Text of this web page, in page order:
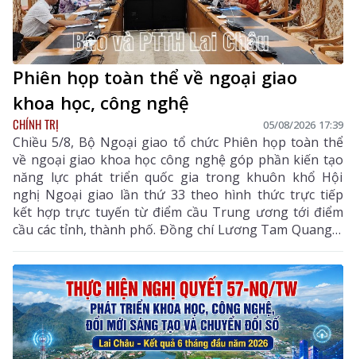
Phiên họp toàn thể về ngoại giao
khoa học, công nghệ
CHÍNH TRỊ 05/08/2026 17:39
Chiều 5/8, Bộ Ngoại giao tổ chức Phiên họp toàn thể
về ngoại giao khoa học công nghệ góp phần kiến tạo
năng lực phát triển quốc gia trong khuôn khổ Hội
nghị Ngoại giao lần thứ 33 theo hình thức trực tiếp
kết hợp trực tuyến từ điểm cầu Trung ương tới điểm
cầu các tỉnh, thành phố. Đồng chí Lương Tam Quang –
Uỷ viên Bộ Chính trị, Bộ trưởng Bộ Công an, Phó
Trưởng ban Thường trực Ban Chỉ đạo Trung ương
thực hiện Nghị quyết số 57-NQ/TW của Bộ Chính trị
dự và chỉ đạo phiên họp. Dự phiên họp còn có đồng
chí Lê Hoài Trung - Ủy viên Bộ Chính trị, Bí thư Đảng
ủy, Bộ trưởng Bộ Ngoại giao; đại diện lãnh đạo các
ban, bộ, ngành Trung ương.